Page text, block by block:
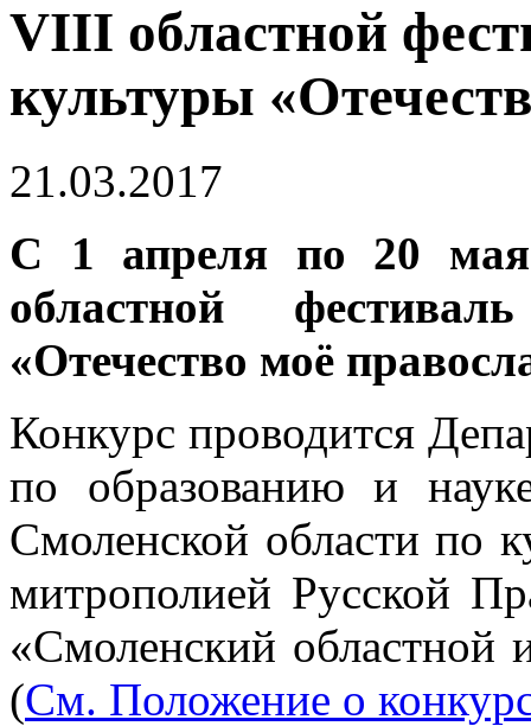
VIII областной
культуры
21.03.2017
С 1 апреля по 20 мая
областной
«Отечество моё
Конкурс проводится
по образованию и
Смоленской области по
митрополией Русской
«Смоленский областной
(См. Положение о